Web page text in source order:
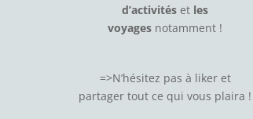
d’activités et les
voyages notamment !
=>N’hésitez pas à likeret
partager tout ce qui vous plaira !